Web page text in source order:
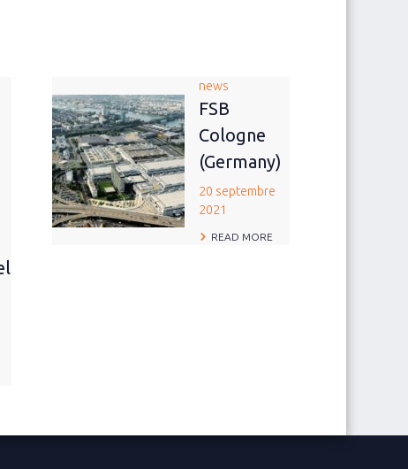
news
FSB
Cologne
(Germany)
20 septembre
2021
READ MORE